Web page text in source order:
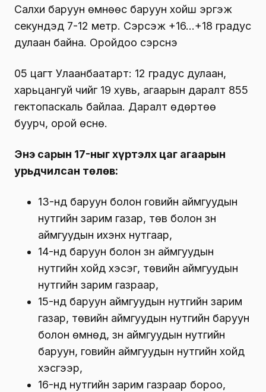
Салхи баруун өмнөөс баруун хойш эргэж
секундэд 7-12 метр. Сэрүүсэж +16…+18 градус
дулаан байна. Оройдоо сэрүүснэ
05 цагт Улаанбаатарт: 12 градус дулаан,
харьцангуй чийг 19 хувь, агаарын даралт 855
гектопаскаль байлаа. Даралт өдөртөө
буурч, орой өснө.
Энэ сарын 17-ныг хүртэлх цаг агаарын
урьдчилсан төлөв:
13-нд баруун болон говийн аймгуудын
нутгийн зарим газар, төв болон зүүн
аймгуудын ихэнх нутгаар,
14-нд баруун болон зүүн аймгуудын
нутгийн хойд хэсэг, төвийн аймгуудын
нутгийн зарим газраар,
15-нд баруун аймгуудын нутгийн зарим
газар, төвийн аймгуудын нутгийн баруун
болон өмнөд, зүүн аймгуудын нутгийн
баруун, говийн аймгуудын нутгийн хойд
хэсгээр,
16-нд нутгийн зарим газраар бороо,